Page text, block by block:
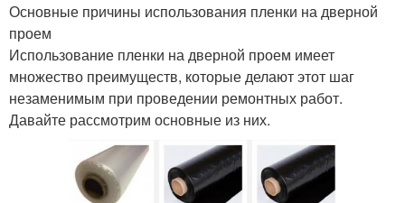
Основные причины использования пленки на дверной
проем
Использование пленки на дверной проем имеет
множество преимуществ, которые делают этот шаг
незаменимым при проведении ремонтных работ.
Давайте рассмотрим основные из них.